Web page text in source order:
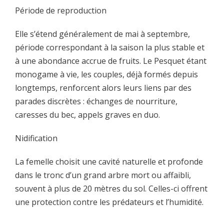
Période de reproduction
Elle s’étend généralement de mai à septembre,
période correspondant à la saison la plus stable et
à une abondance accrue de fruits. Le Pesquet étant
monogame à vie, les couples, déjà formés depuis
longtemps, renforcent alors leurs liens par des
parades discrètes : échanges de nourriture,
caresses du bec, appels graves en duo.
Nidification
La femelle choisit une cavité naturelle et profonde
dans le tronc d’un grand arbre mort ou affaibli,
souvent à plus de 20 mètres du sol. Celles-ci offrent
une protection contre les prédateurs et l’humidité.